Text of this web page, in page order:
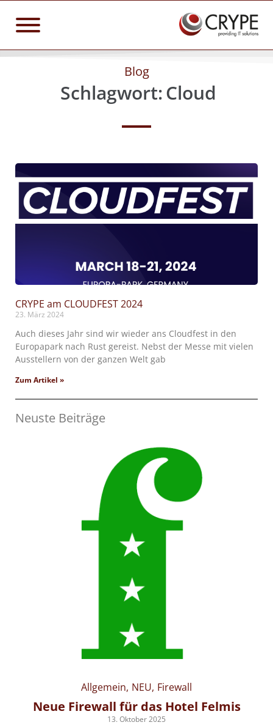
Blog
Schlagwort:Cloud
CRYPE am CLOUDFEST 2024
23. März 2024
Auch dieses Jahr sind wir wieder ans Cloudfest in den
Europapark nach Rust gereist. Nebst der Messe mit vielen
Ausstellern von der ganzen Welt gab
Zum Artikel »
Neuste Beiträge
Allgemein NEU Firewall
Neue Firewall für das Hotel Felmis
13. Oktober 2025